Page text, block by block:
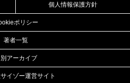
個人情報保護方針
ポリシー
著者一覧
別アーカイブ
イゾー運営サイト